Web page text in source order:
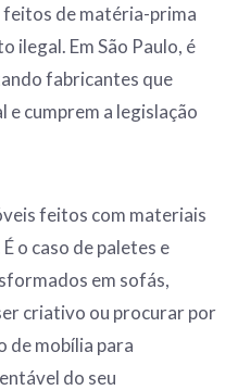
de matéria-prima
ilegal. Em São Paulo, é
fabricantes que
e cumprem a legislação
feitos com materiais
o caso de paletes e
em sofás,
criativo ou procurar por
de mobília para
do seu